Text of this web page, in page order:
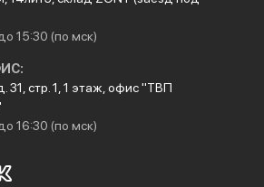
15:30 (по мск)
31, стр. 1, 1 этаж, офис "ТВП
16:30 (по мск)